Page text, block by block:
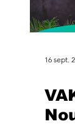
16 sept.